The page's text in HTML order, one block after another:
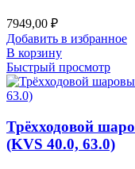
7949,00 ₽
Добавить в избранное
В корзину
Быстрый просмотр
Трёхходовой
(KVS 40.0, 63.0)